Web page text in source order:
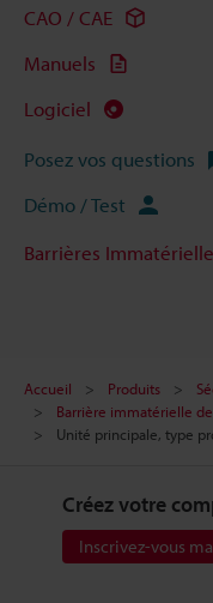
CAO / CAE
Manuels
Logiciel
Posez vos questions
Démo / Test
Barrières
Accueil Produits
Barrière immatérielle
Unité principale, type
Créez votre
Inscrivez-vous